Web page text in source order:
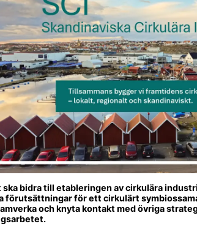
ska bidra till etableringen av cirkulära
förutsättningar för ett cirkulärt
och knyta kontakt med övriga